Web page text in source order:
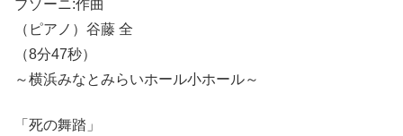
ブゾーニ:作曲
（ピアノ）谷藤 全
（8分47秒）
～横浜みなとみらいホール小ホール～
「死の舞踏」